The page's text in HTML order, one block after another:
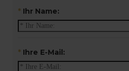
* Ihr Name:
* Ihre E-Mail: